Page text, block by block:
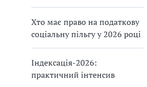
Хто має право на податкову
соціальну пільгу у 2026 році
Індексація-2026:
практичний інтенсив